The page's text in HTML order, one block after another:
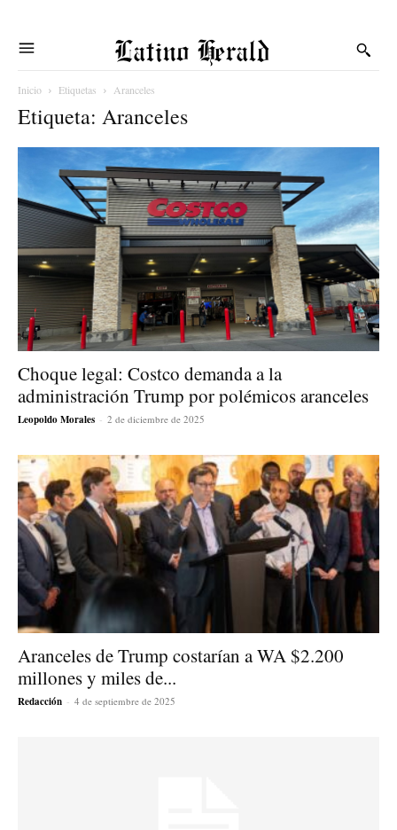
Latino Herald
Inicio Etiquetas Aranceles
Etiqueta: Aranceles
Choque legal: Costco demanda a la
administración Trump por polémicos aranceles
Leopoldo Morales - 2 de diciembre de 2025
Aranceles de Trump costarían a WA $2.200
millones y miles de...
Redacción - 4 de septiembre de 2025